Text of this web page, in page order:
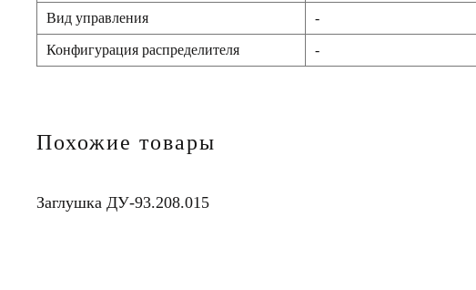
Вид управления -
Конфигурация распределителя -
Похожие товары
Заглушка ДУ-93.208.015